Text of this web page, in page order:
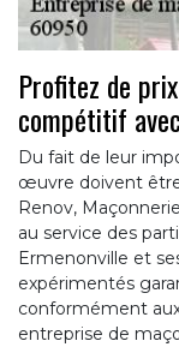
Profitez de
compétitif
Du fait de leur
œuvre doivent être
Renov,
au service des
Ermenonville et
expérimentés
conformément
entreprise de